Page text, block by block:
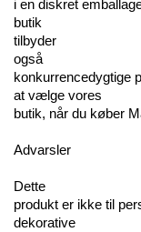
i en diskret
butik
tilbyder
også
konkurrencedygtige
at vælge vores
butik, når du køber
Advarsler
Dette
produkt er ikke til
dekorative